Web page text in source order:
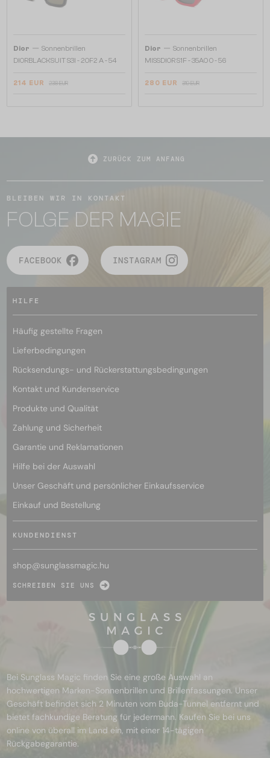
Dior — Sonnenbrillen
DIORBLACKSUIT S3I - 20F2 A - 54
214 EUR 238 EUR
Dior — Sonnenbrillen
MISSDIOR S1F - 35A0 O - 56
280 EUR 319 EUR
ZURÜCK ZUM ANFANG
BLEIBEN WIR IN KONTAKT
FOLGE DER MAGIE
FACEBOOK INSTAGRAM
HILFE
Häufig gestellte Fragen
Lieferbedingungen
Rücksendungs- und Rückerstattungsbedingungen
Kontakt und Kundenservice
Produkte und Qualität
Zahlung und Sicherheit
Garantie und Reklamationen
Hilfe bei der Auswahl
Unser Geschäft und persönlicher Einkaufsservice
Einkauf und Bestellung
KUNDENDIENST
shop@sunglassmagic.hu
SCHREIBEN SIE UNS
Bei Sunglass Magic finden Sie eine große Auswahl an
hochwertigen Marken-Sonnenbrillen und Brillenfassungen. Unser
Geschäft befindet sich 2 Minuten vom Buda-Tunnel entfernt und
bietet fachkundige Beratung für jedermann. Kaufen Sie bei uns
online von überall im Land ein, mit einer 14-tägigen
Rückgabegarantie.